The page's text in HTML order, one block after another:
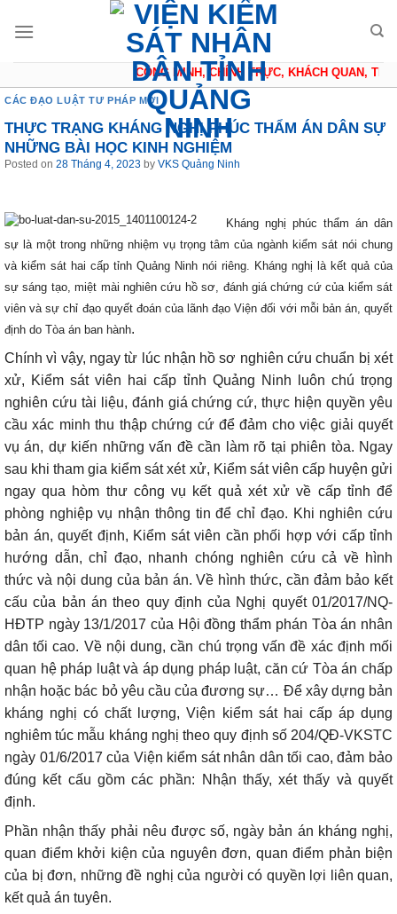
CÔNG MINH, CHÍNH TRỰC, KHÁCH QUAN, THẬN
CÁC ĐẠO LUẬT TƯ PHÁP MỚI
THỰC TRẠNG KHÁNG NGHỊ PHÚC THẨM ÁN DÂN SỰ
NHỮNG BÀI HỌC KINH NGHIỆM
Posted on 28 Tháng 4, 2023 by VKS Quảng Ninh
Kháng nghị phúc thẩm án dân
sự là một trong những nhiệm vụ trọng tâm của ngành kiểm sát nói chung
và kiểm sát hai cấp tỉnh Quảng Ninh nói riêng. Kháng nghị là kết quả của
sự sáng tạo, miệt mài nghiên cứu hồ sơ, đánh giá chứng cứ của kiểm sát
viên và sự chỉ đạo quyết đoán của lãnh đạo Viện đối với mỗi bản án, quyết
định do Tòa án ban hành.
Chính vì vậy, ngay từ lúc nhận hồ sơ nghiên cứu chuẩn bị xét
xử, Kiểm sát viên hai cấp tỉnh Quảng Ninh luôn chú trọng
nghiên cứu tài liệu, đánh giá chứng cứ, thực hiện quyền yêu
cầu xác minh thu thập chứng cứ để đảm cho việc giải quyết
vụ án, dự kiến những vấn đề cần làm rõ tại phiên tòa. Ngay
sau khi tham gia kiểm sát xét xử, Kiểm sát viên cấp huyện gửi
ngay qua hòm thư công vụ kết quả xét xử về cấp tỉnh để
phòng nghiệp vụ nhận thông tin để chỉ đạo. Khi nghiên cứu
bản án, quyết định, Kiểm sát viên cần phối hợp với cấp tỉnh
hướng dẫn, chỉ đạo, nhanh chóng nghiên cứu cả về hình
thức và nội dung của bản án. Về hình thức, cần đảm bảo kết
cấu của bản án theo quy định của Nghị quyết 01/2017/NQ-
HĐTP ngày 13/1/2017 của Hội đồng thẩm phán Tòa án nhân
dân tối cao. Về nội dung, cần chú trọng vấn đề xác định mối
quan hệ pháp luật và áp dụng pháp luật, căn cứ Tòa án chấp
nhận hoặc bác bỏ yêu cầu của đương sự… Để xây dựng bản
kháng nghị có chất lượng, Viện kiểm sát hai cấp áp dụng
nghiêm túc mẫu kháng nghị theo quy định số 204/QĐ-VKSTC
ngày 01/6/2017 của Viện kiểm sát nhân dân tối cao, đảm bảo
đúng kết cấu gồm các phần: Nhận thấy, xét thấy và quyết
định.
Phần nhận thấy phải nêu được số, ngày bản án kháng nghị,
quan điểm khởi kiện của nguyên đơn, quan điểm phản biện
của bị đơn, những đề nghị của người có quyền lợi liên quan,
kết quả án tuyên.